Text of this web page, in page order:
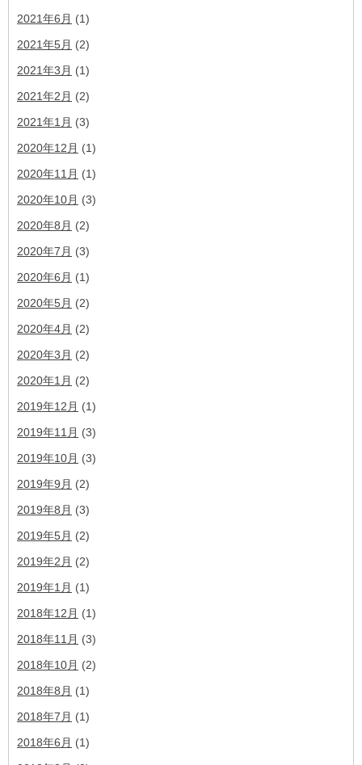
2021年6月 (1)
2021年5月 (2)
2021年3月 (1)
2021年2月 (2)
2021年1月 (3)
2020年12月 (1)
2020年11月 (1)
2020年10月 (3)
2020年8月 (2)
2020年7月 (3)
2020年6月 (1)
2020年5月 (2)
2020年4月 (2)
2020年3月 (2)
2020年1月 (2)
2019年12月 (1)
2019年11月 (3)
2019年10月 (3)
2019年9月 (2)
2019年8月 (3)
2019年5月 (2)
2019年2月 (2)
2019年1月 (1)
2018年12月 (1)
2018年11月 (3)
2018年10月 (2)
2018年8月 (1)
2018年7月 (1)
2018年6月 (1)